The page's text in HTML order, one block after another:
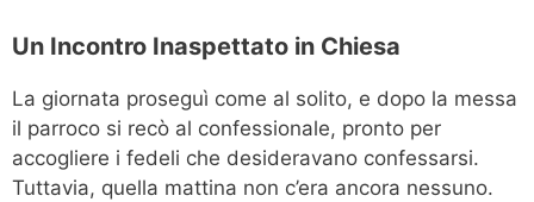
Un Incontro Inaspettato in Chiesa
La giornata proseguì come al solito, e dopo la messa
il parroco si recò al confessionale, pronto per
accogliere i fedeli che desideravano confessarsi.
Tuttavia, quella mattina non c’era ancora nessuno.